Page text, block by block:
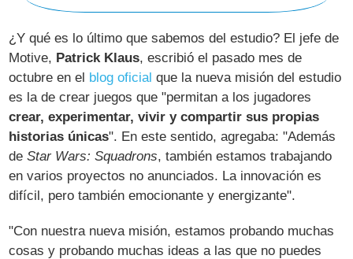
¿Y qué es lo último que sabemos del estudio? El jefe de
Motive, Patrick Klaus, escribió el pasado mes de
octubre en el blog oficial que la nueva misión del estudio
es la de crear juegos que "permitan a los jugadores
crear, experimentar, vivir y compartir sus propias
historias únicas". En este sentido, agregaba: "Además
deStar Wars: Squadrons, también estamos trabajando
en varios proyectos no anunciados. La innovación es
difícil, pero también emocionante y energizante".
"Con nuestra nueva misión, estamos probando muchas
cosas y probando muchas ideas a las que no puedes